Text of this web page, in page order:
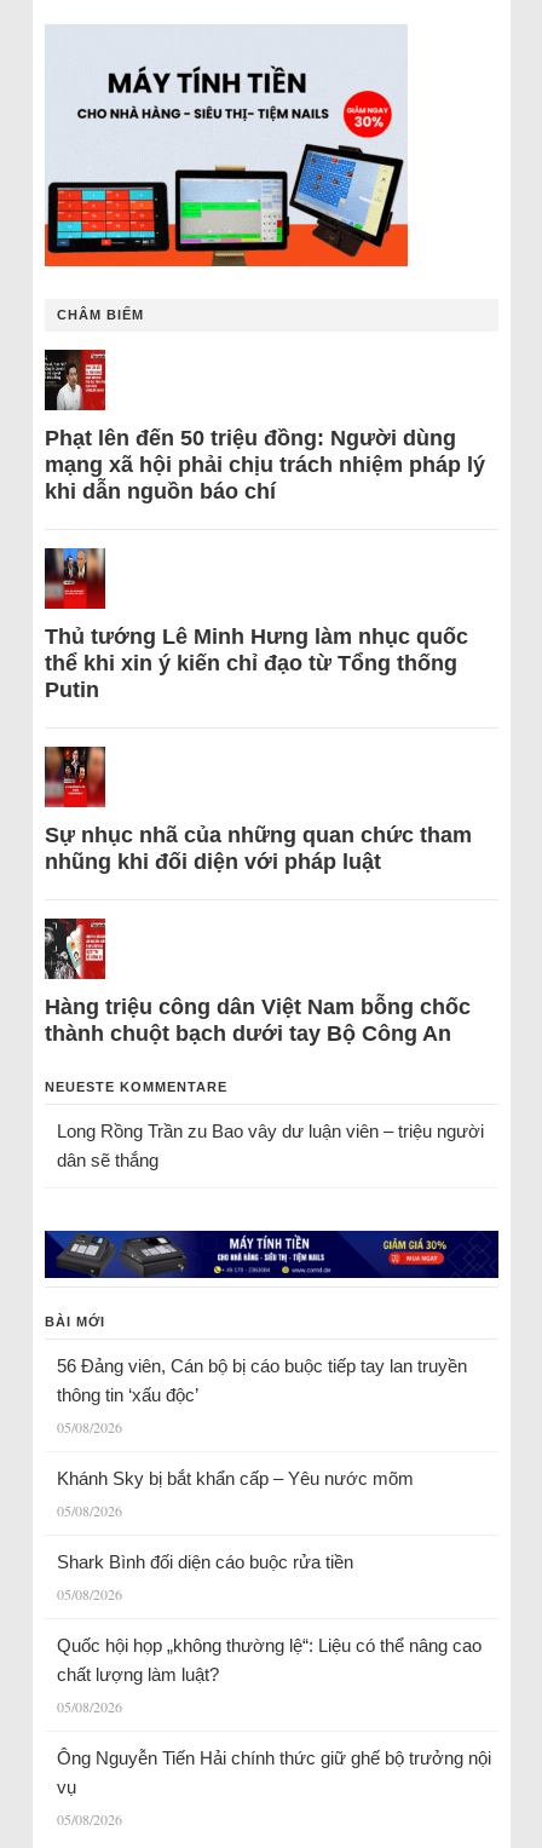
CHÂM BIẾM
Phạt lên đến 50 triệu đồng: Người dùng
mạng xã hội phải chịu trách nhiệm pháp lý
khi dẫn nguồn báo chí
Thủ tướng Lê Minh Hưng làm nhục quốc
thể khi xin ý kiến chỉ đạo từ Tổng thống
Putin
Sự nhục nhã của những quan chức tham
nhũng khi đối diện với pháp luật
Hàng triệu công dân Việt Nam bỗng chốc
thành chuột bạch dưới tay Bộ Công An
NEUESTE KOMMENTARE
Long Rồng Trầnzu Bao vây dư luận viên – triệu người
dân sẽ thắng
BÀI MỚI
56 Đảng viên, Cán bộ bị cáo buộc tiếp tay lan truyền
thông tin ‘xấu độc’
05/08/2026
Khánh Sky bị bắt khẩn cấp – Yêu nước mõm
05/08/2026
Shark Bình đối diện cáo buộc rửa tiền
05/08/2026
Quốc hội họp „không thường lệ“: Liệu có thể nâng cao
chất lượng làm luật?
05/08/2026
Ông Nguyễn Tiến Hải chính thức giữ ghế bộ trưởng nội
vụ
05/08/2026